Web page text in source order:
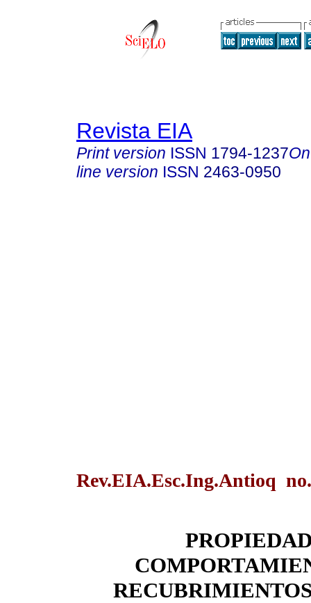
Revista EIA
Print version ISSN 1794-1237
line version ISSN 2463-0950
Rev.EIA.Esc.Ing.Antioq